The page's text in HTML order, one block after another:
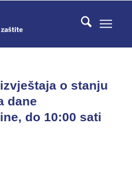
o stanju
dane
do 10:00 sati